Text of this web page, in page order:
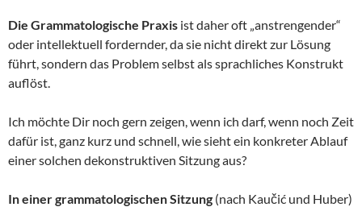
Die Grammatologische Praxis ist daher oft „anstrengender“
oder intellektuell fordernder, da sie nicht direkt zur Lösung
führt, sondern das Problem selbst als sprachliches Konstrukt
auflöst.
Ich möchte Dir noch gern zeigen, wenn ich darf, wenn noch Zeit
dafür ist, ganz kurz und schnell, wie sieht ein konkreter Ablauf
einer solchen dekonstruktiven Sitzung aus?
In einer grammatologischen Sitzung (nach Kaučić und Huber)